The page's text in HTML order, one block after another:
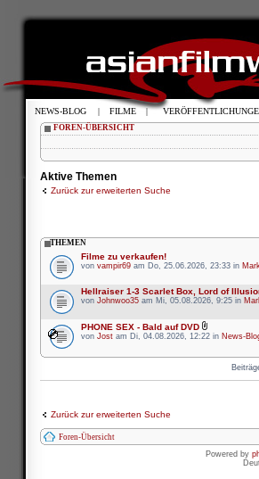
FOREN-ÜBERSICHT
Aktive Themen
Zurück zur erweiterten Suche
THEMEN
Filme zu verkaufen!
von vampir69 am Do, 25.06.2026, 23:33 in
Hellraiser 1-3 Scarlet Box, Lord of
von Johnwoo35 am Mi, 05.08.2026, 9:25 in
PHONE SEX - Bald auf DVD
von Jost am Di, 04.08.2026, 12:22 in News-
Zurück zur erweiterten Suche
Foren-Übersicht
Powered by
NEWS-BLOG | FILME |